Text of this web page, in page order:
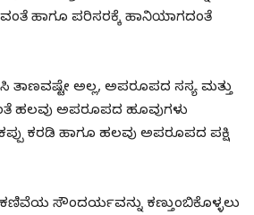
ಹಾಗೂ ಪರಿಸರಕ್ಕೆ ಹಾನಿಯಾಗದಂತೆ
ಅಲ್ಲ, ಅಪರೂಪದ ಸಸ್ಯ ಮತ್ತು
ಹಲವು ಅಪರೂಪದ ಹೂವುಗಳು
ಕರಡಿ ಹಾಗೂ ಹಲವು ಅಪರೂಪದ ಪಕ್ಷಿ
ಕಣಿವೆಯ ಸೌಂದರ್ಯವನ್ನು ಕಣ್ತುಂಬಿಕೊಳ್ಳಲು